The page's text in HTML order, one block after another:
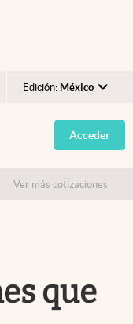
Edición: México
Argentina
España
USA
Acceder
Ver más cotizaciones
que